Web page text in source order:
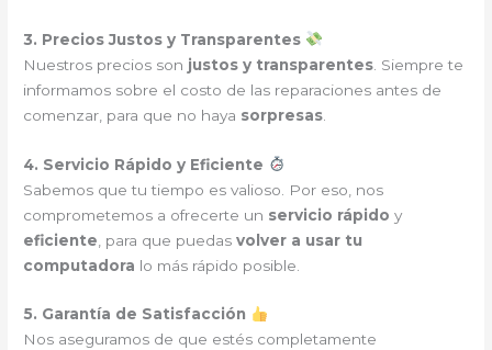
3. Precios Justos y Transparentes
Nuestros precios son justos y transparentes . Siempre te
informamos sobre el costo de las reparaciones antes de
comenzar, para que no haya sorpresas
4. Servicio Rápido y Eficiente
Sabemos que tu tiempo es valioso. Por eso, nos
comprometemos a ofrecerte un servicio rápido y
eficiente , para que puedasvolver a usar tu
computadora lo más rápido posible.
5. Garantía de Satisfacción
Nos aseguramos de que estés completamente